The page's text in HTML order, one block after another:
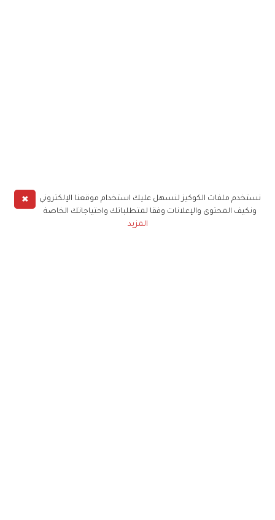
✖
نستخدم ملفات الكوكيز لنسهل عليك استخدام موقعنا الإلكتروني
ونكيف المحتوى والإعلانات وفقا لمتطلباتك واحتياجاتك الخاصة
المزيد